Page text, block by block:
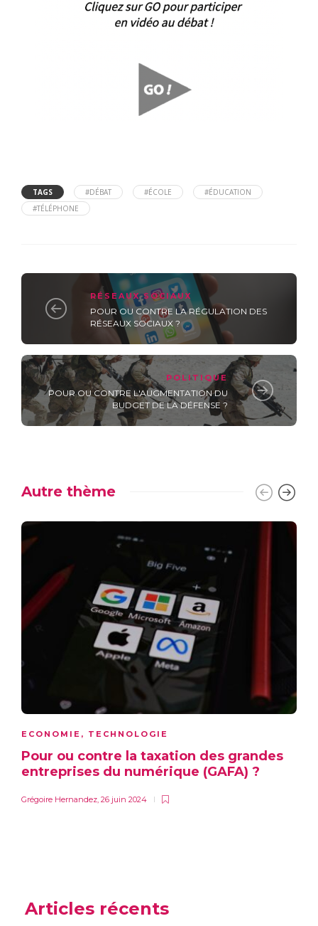
TAGS #DÉBAT #ÉCOLE
#ÉDUCATION
#TÉLÉPHONE
RÉSEAUX SOCIAUX
POUR OU CONTRE LA RÉGULATION DES
RÉSEAUX SOCIAUX ?
POLITIQUE
POUR OU CONTRE L'AUGMENTATION DU
BUDGET DE LA DÉFENSE ?
Autre thème
ECONOMIE , TECHNOLOGIE
Pour ou contre la taxation des grandes
entreprises du numérique (GAFA) ?
Grégoire Hernandez, 26 juin 2024
Articles récents